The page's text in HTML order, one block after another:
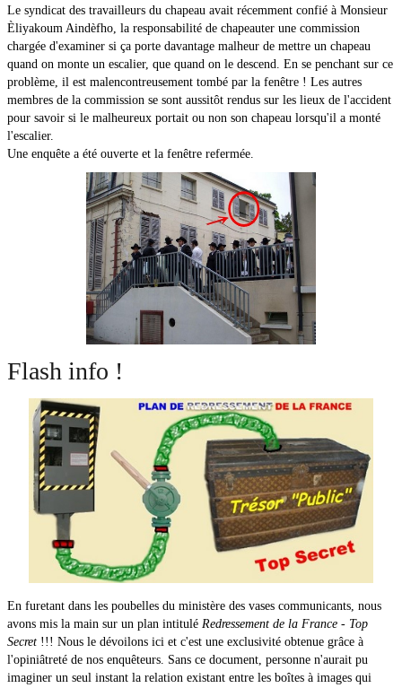
Le syndicat des travailleurs du chapeau avait récemment confié à Monsieur
Èliyakoum Aindèfho, la responsabilité de chapeauter une commission
chargée d'examiner si ça porte davantage malheur de mettre un chapeau
quand on monte un escalier, que quand on le descend. En se penchant sur ce
problème, il est malencontreusement tombé par la fenêtre ! Les autres
membres de la commission se sont aussitôt rendus sur les lieux de l'accident
pour savoir si le malheureux portait ou non son chapeau lorsqu'il a monté
l'escalier.
Une enquête a été ouverte et la fenêtre refermée.
Flash info !
En furetant dans les poubelles du ministère des vases communicants, nous
avons mis la main sur un plan intitulé Redressement de la France - Top
Secret !!! Nous le dévoilons ici et c'est une exclusivité obtenue grâce à
l'opiniâtreté de nos enquêteurs. Sans ce document, personne n'aurait pu
imaginer un seul instant la relation existant entre les boîtes à images qui